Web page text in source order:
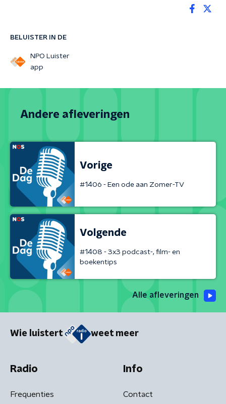
BELUISTER IN DE
NPO Luister
app
Andere afleveringen
Vorige
#1406 - Een ode aan Zomer-TV
Volgende
#1408 - 3x3 podcast-, film- en
boekentips
Alle afleveringen
Wie luistert weet meer
Radio
Frequenties
Info
Contact